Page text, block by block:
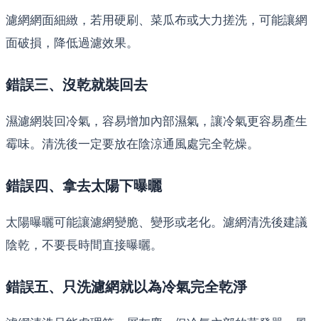
濾網網面細緻，若用硬刷、菜瓜布或大力搓洗，可能讓網
面破損，降低過濾效果。
錯誤三、沒乾就裝回去
濕濾網裝回冷氣，容易增加內部濕氣，讓冷氣更容易產生
霉味。清洗後一定要放在陰涼通風處完全乾燥。
錯誤四、拿去太陽下曝曬
太陽曝曬可能讓濾網變脆、變形或老化。濾網清洗後建議
陰乾，不要長時間直接曝曬。
錯誤五、只洗濾網就以為冷氣完全乾淨